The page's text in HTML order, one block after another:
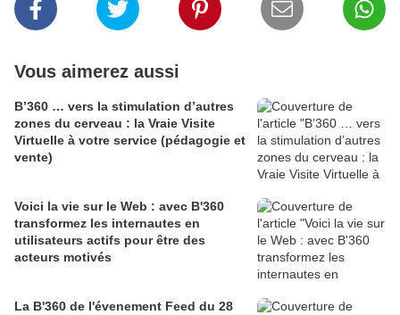
Vous aimerez aussi
B’360 … vers la stimulation d’autres
zones du cerveau : la Vraie Visite
Virtuelle à votre service (pédagogie et
vente)
Voici la vie sur le Web : avec B'360
transformez les internautes en
utilisateurs actifs pour être des
acteurs motivés
La B'360 de l'évenement Feed du 28